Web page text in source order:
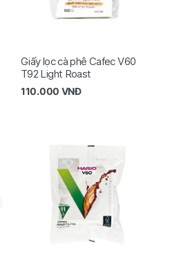
Giấy lọc cà phê Cafec V60
T92 Light Roast
110.000 VNĐ